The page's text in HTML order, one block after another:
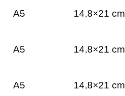
A5 14,8×21 cm
A5 14,8×21 cm
A5 14,8×21 cm